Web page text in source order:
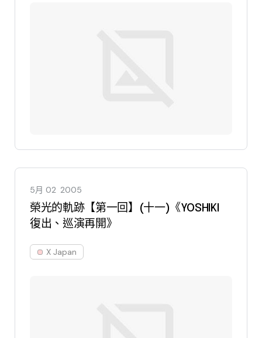
5月 02 2005
榮光的軌跡【第一回】(十一)《YOSHIKI
復出、巡演再開》
X Japan